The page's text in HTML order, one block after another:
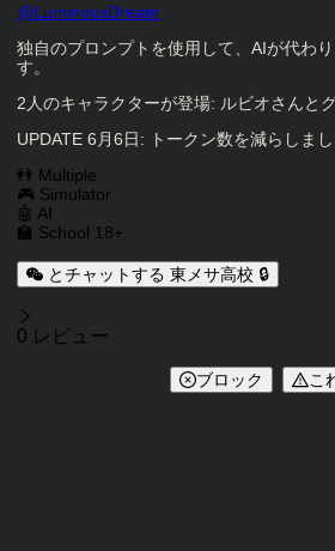
キャラクタークリエイター
@LuminousDream
キャラクター説明
独自のプロンプトを使用して、AIが代わ
す。
2人のキャラクターが登場: ルビオさんと
UPDATE 6月6日: トークン数を減らしまし
キャラクタータグ
👭 Multiple
🎮 Simulator
🤖 AI
🏫 School 18+
とチャットする 東メサ高校 🔒
レビュー
0 レビュー
ブロック こ